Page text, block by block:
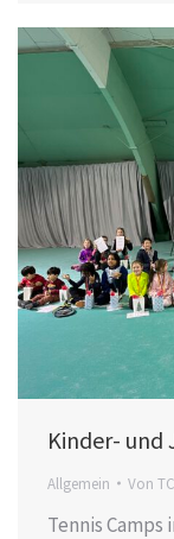
Kinder- und
Allgemein Von
Tennis